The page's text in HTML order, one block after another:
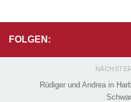
FOLGEN:
Rüdiger und Andrea in